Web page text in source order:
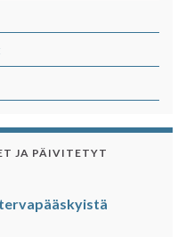
JA PÄIVITETYT